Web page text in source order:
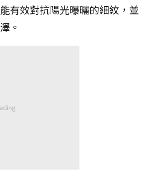
有效對抗陽光曝曬的細紋，並
。